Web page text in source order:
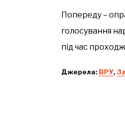
Попереду –
голосування
під час
Джерела: ВРУ,